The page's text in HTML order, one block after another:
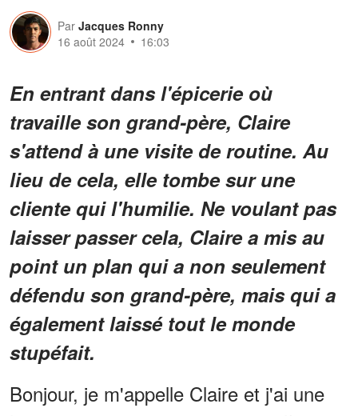
Par Jacques Ronny
16 août 2024
16:03
En entrant dans l'épicerie où
travaille son grand-père, Claire
s'attend à une visite de routine. Au
lieu de cela, elle tombe sur une
cliente qui l'humilie. Ne voulant pas
laisser passer cela, Claire a mis au
point un plan qui a non seulement
défendu son grand-père, mais qui a
également laissé tout le monde
stupéfait.
Bonjour, je m'appelle Claire et j'ai une